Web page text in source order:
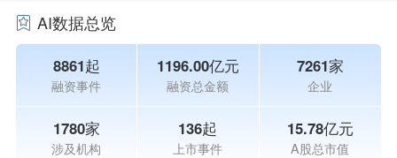
AI数据总览
8861起
融资事件
1196.00亿元
融资总金额
7261家
企业
1780家
涉及机构
136起
上市事件
15.78亿元
A股总市值